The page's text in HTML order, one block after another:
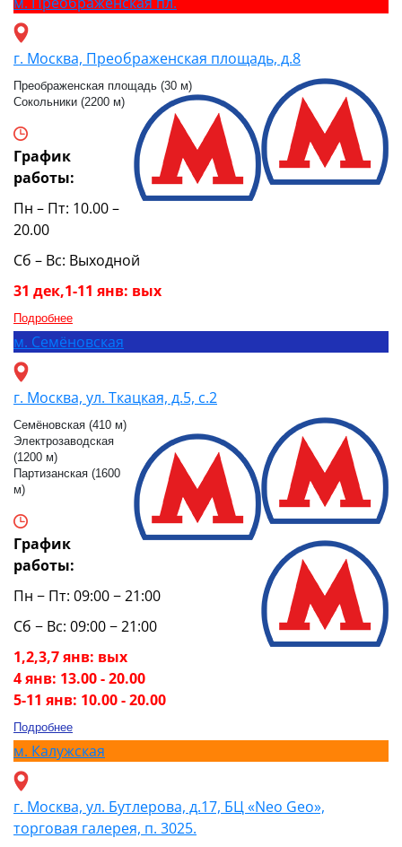
г. Москва, Преображенская площадь, д.8
Преображенская площадь (30 м)
Сокольники (2200 м)
График
работы:
Пн – Пт: 10.00 –
20.00
Сб – Вс: Выходной
31 дек,1-11 янв: вых
Подробнее
м. Семёновская
г. Москва, ул. Ткацкая, д.5, с.2
Семёновская (410 м)
Электрозаводская
(1200 м)
Партизанская (1600
м)
График
работы:
Пн − Пт: 09:00 − 21:00
Сб − Вс: 09:00 − 21:00
1,2,3,7 янв: вых
4 янв: 13.00 - 20.00
5-11 янв: 10.00 - 20.00
Подробнее
м. Калужская
г. Москва, ул. Бутлерова, д.17, БЦ «Neo Geo»,
торговая галерея, п. 3025.